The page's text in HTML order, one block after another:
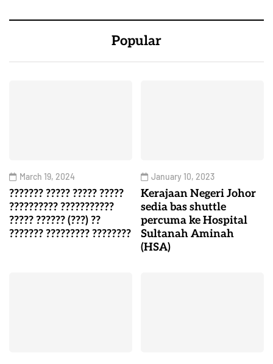
Popular
March 19, 2024
??????? ????? ????? ?????
?????????? ???????????
????? ?????? (???) ??
??????? ????????? ????????
January 10, 2023
Kerajaan Negeri Johor
sedia bas shuttle
percuma ke Hospital
Sultanah Aminah
(HSA)